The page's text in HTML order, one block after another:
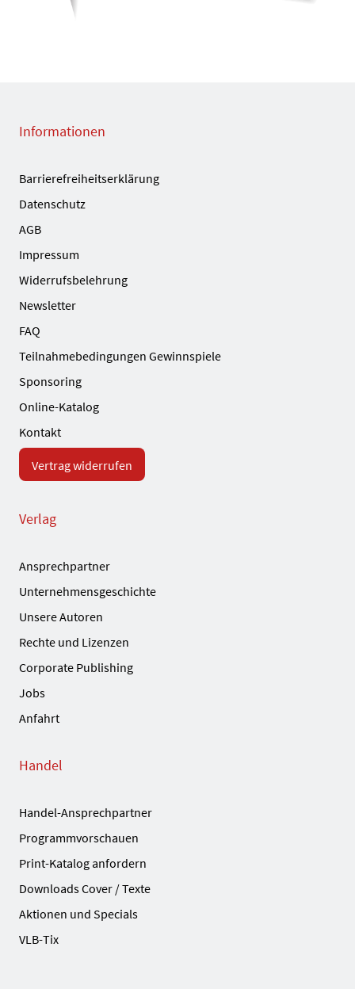
Informationen
Barrierefreiheitserklärung
Datenschutz
AGB
Impressum
Widerrufsbelehrung
Newsletter
FAQ
Teilnahmebedingungen Gewinnspiele
Sponsoring
Online-Katalog
Kontakt
Vertrag widerrufen
Verlag
Ansprechpartner
Unternehmensgeschichte
Unsere Autoren
Rechte und Lizenzen
Corporate Publishing
Jobs
Anfahrt
Handel
Handel-Ansprechpartner
Programmvorschauen
Print-Katalog anfordern
Downloads Cover / Texte
Aktionen und Specials
VLB-Tix